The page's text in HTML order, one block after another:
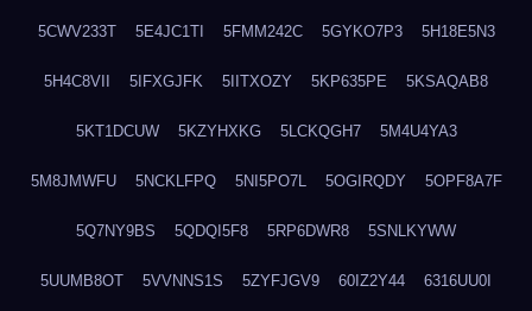
5CWV233T 5E4JC1TI 5FMM242C 5GYKO7P3 5H18E5N3
5H4C8VII 5IFXGJFK 5IITXOZY 5KP635PE 5KSAQAB8
5KT1DCUW 5KZYHXKG 5LCKQGH7 5M4U4YA3
5M8JMWFU 5NCKLFPQ 5NI5PO7L 5OGIRQDY 5OPF8A7F
5Q7NY9BS 5QDQI5F8 5RP6DWR8 5SNLKYWW
5UUMB8OT 5VVNNS1S 5ZYFJGV9 60IZ2Y44 6316UU0I